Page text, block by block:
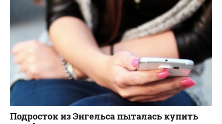
Подросток из Энгельса пыталась купить